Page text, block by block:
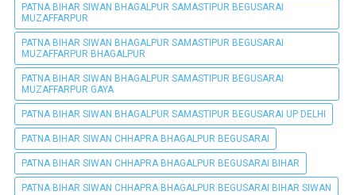
PATNA BIHAR SIWAN BHAGALPUR SAMASTIPUR BEGUSARAI
MUZAFFARPUR
PATNA BIHAR SIWAN BHAGALPUR SAMASTIPUR BEGUSARAI
MUZAFFARPUR BHAGALPUR
PATNA BIHAR SIWAN BHAGALPUR SAMASTIPUR BEGUSARAI
MUZAFFARPUR GAYA
PATNA BIHAR SIWAN BHAGALPUR SAMASTIPUR BEGUSARAI UP DELHI
PATNA BIHAR SIWAN CHHAPRA BHAGALPUR BEGUSARAI
PATNA BIHAR SIWAN CHHAPRA BHAGALPUR BEGUSARAI BIHAR
PATNA BIHAR SIWAN CHHAPRA BHAGALPUR BEGUSARAI BIHAR SIWAN